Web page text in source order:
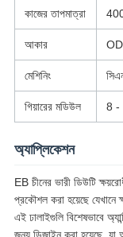
কাজের তাপমাত্রা
আকার
মেশিনিং
গিয়ারের মডিউল 8 -
অ্যাপ্লিকেশন
EB চীনের ভারী ডিউটি
প্রকৌশল করা হয়েছে যেখানে
এই ঢালাইগুলি বিশেষভাবে